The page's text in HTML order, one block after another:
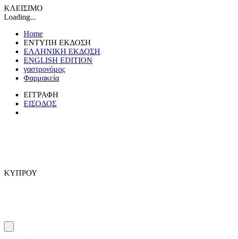
ΚΛΕΙΣΙΜΟ
Loading...
Home
ΕΝΤΥΠΗ ΕΚΔΟΣΗ
ΕΛΛΗΝΙΚΗ ΕΚΔΟΣΗ
ENGLISH EDITION
γαστρονόμος
Φαρμακεία
ΕΓΓΡΑΦΗ
ΕΙΣΟΔΟΣ
ΚΥΠΡΟΥ